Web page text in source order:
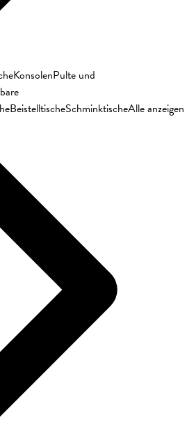
KonsolenPulte und
BeistelltischeSchminktischeAlle anzeigen